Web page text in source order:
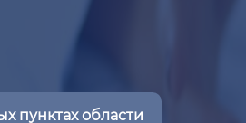
пунктах области